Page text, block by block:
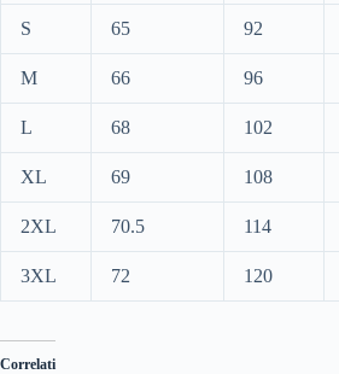
S 65 92
M 66 96
L 68 102
XL 69 108
2XL 70.5 114
3XL 72 120
Correlati